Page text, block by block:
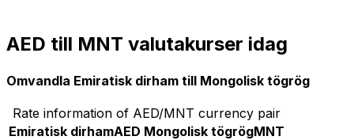
AED till MNT valutakurser idag
Omvandla Emiratisk dirham till Mongolisk tögrög
Rate information of AED/MNT currency pair
Emiratisk dirhamAED Mongolisk tögrögMNT